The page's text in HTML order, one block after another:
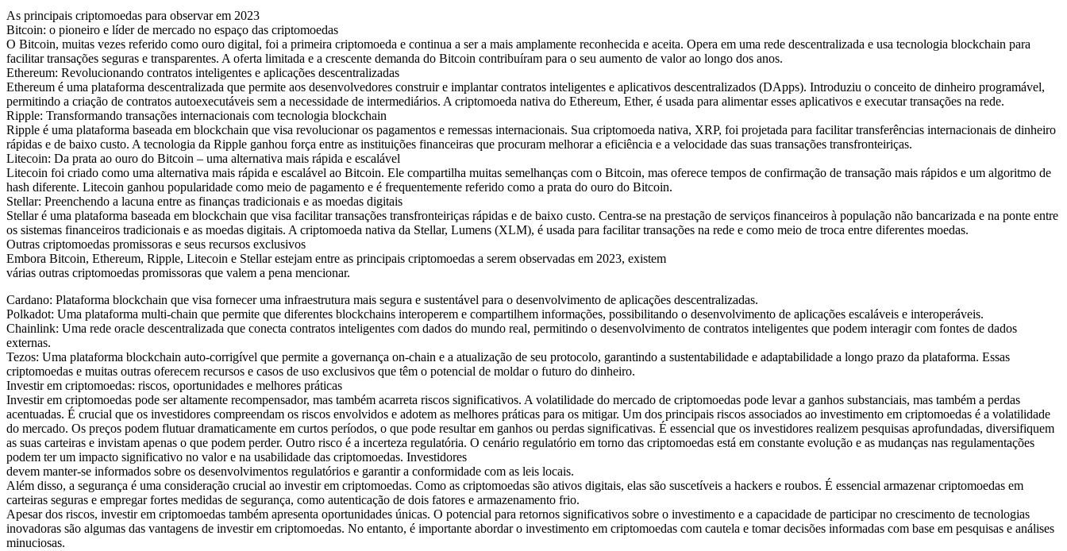
As principais criptomoedas para observar em 2023
Bitcoin: o pioneiro e líder de mercado no espaço das criptomoedas
O Bitcoin, muitas vezes referido como ouro digital, foi a primeira criptomoeda e continua a ser a mais amplamente reconhecida e aceita. Opera em uma rede descentralizada e usa tecnologia blockchain para
facilitar transações seguras e transparentes. A oferta limitada e a crescente demanda do Bitcoin contribuíram para o seu aumento de valor ao longo dos anos.
Ethereum: Revolucionando contratos inteligentes e aplicações descentralizadas
Ethereum é uma plataforma descentralizada que permite aos desenvolvedores construir e implantar contratos inteligentes e aplicativos descentralizados (DApps). Introduziu o conceito de dinheiro programável,
permitindo a criação de contratos autoexecutáveis ​​sem a necessidade de intermediários. A criptomoeda nativa do Ethereum, Ether, é usada para alimentar esses aplicativos e executar transações na rede.
Ripple: Transformando transações internacionais com tecnologia blockchain
Ripple é uma plataforma baseada em blockchain que visa revolucionar os pagamentos e remessas internacionais. Sua criptomoeda nativa, XRP, foi projetada para facilitar transferências internacionais de dinheiro
rápidas e de baixo custo. A tecnologia da Ripple ganhou força entre as instituições financeiras que procuram melhorar a eficiência e a velocidade das suas transações transfronteiriças.
Litecoin: Da prata ao ouro do Bitcoin – uma alternativa mais rápida e escalável
Litecoin foi criado como uma alternativa mais rápida e escalável ao Bitcoin. Ele compartilha muitas semelhanças com o Bitcoin, mas oferece tempos de confirmação de transação mais rápidos e um algoritmo de
hash diferente. Litecoin ganhou popularidade como meio de pagamento e é frequentemente referido como a prata do ouro do Bitcoin.
Stellar: Preenchendo a lacuna entre as finanças tradicionais e as moedas digitais
Stellar é uma plataforma baseada em blockchain que visa facilitar transações transfronteiriças rápidas e de baixo custo. Centra-se na prestação de serviços financeiros à população não bancarizada e na ponte entre
os sistemas financeiros tradicionais e as moedas digitais. A criptomoeda nativa da Stellar, Lumens (XLM), é usada para facilitar transações na rede e como meio de troca entre diferentes moedas.
Outras criptomoedas promissoras e seus recursos exclusivos
Embora Bitcoin, Ethereum, Ripple, Litecoin e Stellar estejam entre as principais criptomoedas a serem observadas em 2023, existem
várias outras criptomoedas promissoras que valem a pena mencionar.
Cardano: Plataforma blockchain que visa fornecer uma infraestrutura mais segura e sustentável para o desenvolvimento de aplicações descentralizadas.
Polkadot: Uma plataforma multi-chain que permite que diferentes blockchains interoperem e compartilhem informações, possibilitando o desenvolvimento de aplicações escaláveis ​​e interoperáveis.
Chainlink: Uma rede oracle descentralizada que conecta contratos inteligentes com dados do mundo real, permitindo o desenvolvimento de contratos inteligentes que podem interagir com fontes de dados
externas.
Tezos: Uma plataforma blockchain auto-corrigível que permite a governança on-chain e a atualização de seu protocolo, garantindo a sustentabilidade e adaptabilidade a longo prazo da plataforma. Essas
criptomoedas e muitas outras oferecem recursos e casos de uso exclusivos que têm o potencial de moldar o futuro do dinheiro.
Investir em criptomoedas: riscos, oportunidades e melhores práticas
Investir em criptomoedas pode ser altamente recompensador, mas também acarreta riscos significativos. A volatilidade do mercado de criptomoedas pode levar a ganhos substanciais, mas também a perdas
acentuadas. É crucial que os investidores compreendam os riscos envolvidos e adotem as melhores práticas para os mitigar. Um dos principais riscos associados ao investimento em criptomoedas é a volatilidade
do mercado. Os preços podem flutuar dramaticamente em curtos períodos, o que pode resultar em ganhos ou perdas significativas. É essencial que os investidores realizem pesquisas aprofundadas, diversifiquem
as suas carteiras e invistam apenas o que podem perder. Outro risco é a incerteza regulatória. O cenário regulatório em torno das criptomoedas está em constante evolução e as mudanças nas regulamentações
podem ter um impacto significativo no valor e na usabilidade das criptomoedas. Investidores
devem manter-se informados sobre os desenvolvimentos regulatórios e garantir a conformidade com as leis locais.
Além disso, a segurança é uma consideração crucial ao investir em criptomoedas. Como as criptomoedas são ativos digitais, elas são suscetíveis a hackers e roubos. É essencial armazenar criptomoedas em
carteiras seguras e empregar fortes medidas de segurança, como autenticação de dois fatores e armazenamento frio.
Apesar dos riscos, investir em criptomoedas também apresenta oportunidades únicas. O potencial para retornos significativos sobre o investimento e a capacidade de participar no crescimento de tecnologias
inovadoras são algumas das vantagens de investir em criptomoedas. No entanto, é importante abordar o investimento em criptomoedas com cautela e tomar decisões informadas com base em pesquisas e análises
minuciosas.